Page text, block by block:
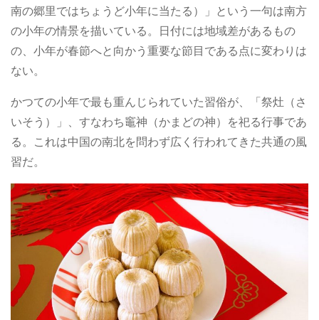
南の郷里ではちょうど小年に当たる）」という一句は南方
の小年の情景を描いている。日付には地域差があるもの
の、小年が春節へと向かう重要な節目である点に変わりは
ない。
かつての小年で最も重んじられていた習俗が、「祭灶（さ
いそう）」、すなわち竈神（かまどの神）を祀る行事であ
る。これは中国の南北を問わず広く行われてきた共通の風
習だ。